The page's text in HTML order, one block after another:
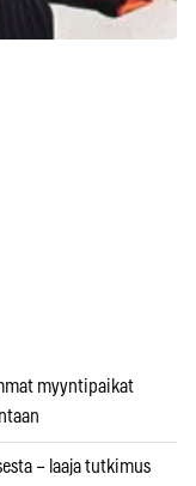
myyntipaikat
– laaja tutkimus